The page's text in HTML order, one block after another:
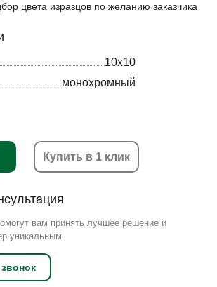
цвета изразцов по желанию заказчика
10х10
монохромный
Купить в 1 клик
вам принять лучшее решение и
уникальным.